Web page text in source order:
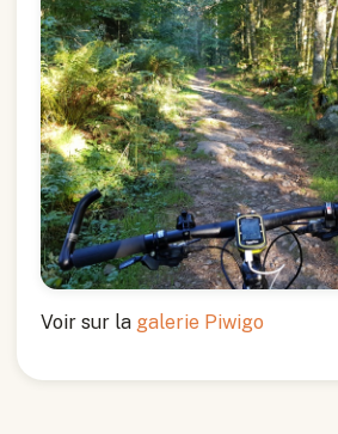
Voir sur la galerie Piwigo